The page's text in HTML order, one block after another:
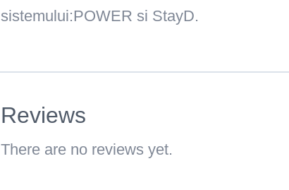
sistemului:POWER si StayD.
Reviews
There are no reviews yet.